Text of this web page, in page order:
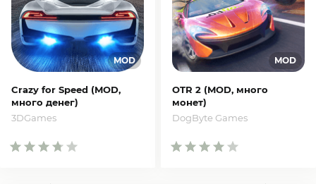
Crazy for Speed (MOD,
много денег)
3DGames
OTR 2 (MOD, много
монет)
DogByte Games